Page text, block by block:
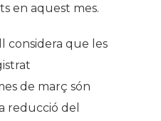
en aquest mes.
considera que les
de març són
reducció del